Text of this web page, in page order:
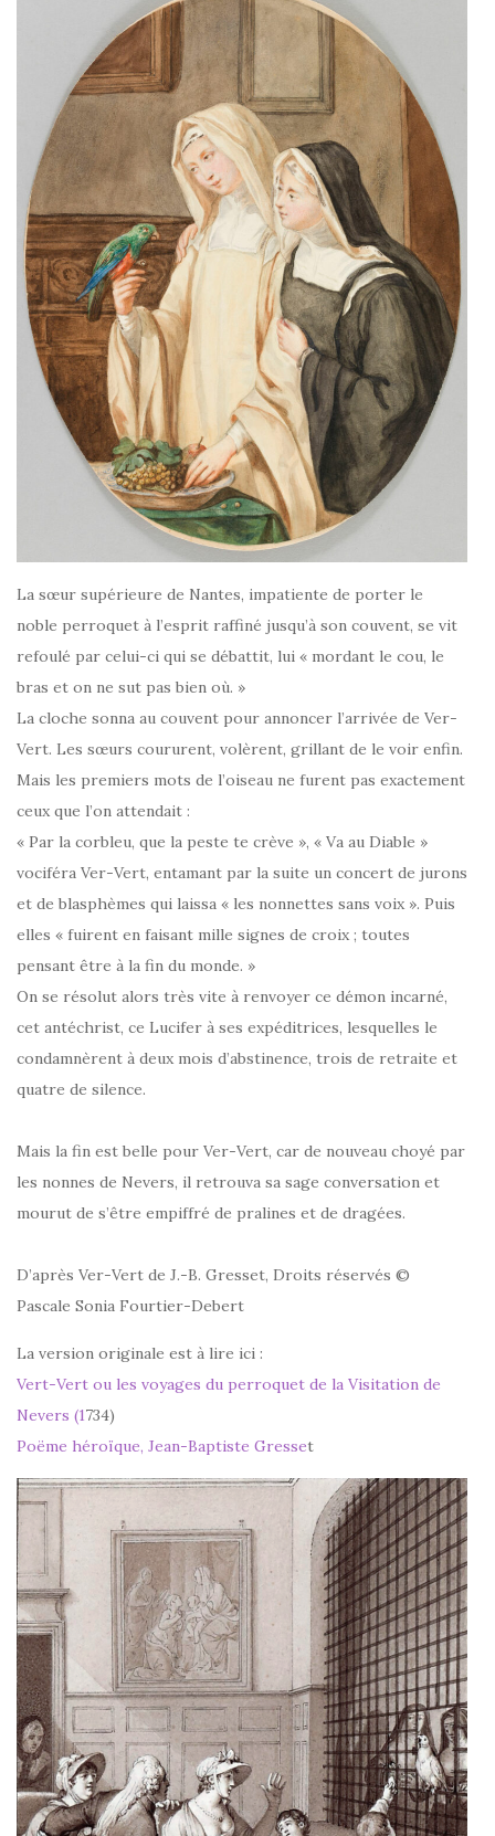
La sœur supérieure de Nantes, impatiente de porter le
noble perroquet à l’esprit raffiné jusqu’à son couvent, se vit
refoulé par celui-ci qui se débattit, lui « mordant le cou, le
bras et on ne sut pas bien où. »
La cloche sonna au couvent pour annoncer l’arrivée de Ver-
Vert. Les sœurs coururent, volèrent, grillant de le voir enfin.
Mais les premiers mots de l’oiseau ne furent pas exactement
ceux que l’on attendait :
« Par la corbleu, que la peste te crève », « Va au Diable »
vociféra Ver-Vert, entamant par la suite un concert de jurons
et de blasphèmes qui laissa « les nonnettes sans voix ». Puis
elles « fuirent en faisant mille signes de croix ; toutes
pensant être à la fin du monde. »
On se résolut alors très vite à renvoyer ce démon incarné,
cet antéchrist, ce Lucifer à ses expéditrices, lesquelles le
condamnèrent à deux mois d’abstinence, trois de retraite et
quatre de silence.
Mais la fin est belle pour Ver-Vert, car de nouveau choyé par
les nonnes de Nevers, il retrouva sa sage conversation et
mourut de s’être empiffré de pralines et de dragées.
D’après Ver-Vert de J.-B. Gresset, Droits réservés ©
Pascale Sonia Fourtier-Debert
La version originale est à lire ici :
Vert-Vert ou les voyages du perroquet de la Visitation de
Nevers (1734)
Poëme héroïque, Jean-Baptiste Gresset